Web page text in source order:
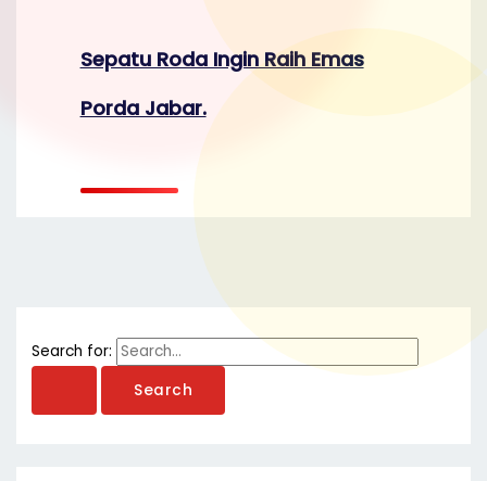
Sepatu Roda Ingin Raih Emas
Porda Jabar.
Search for: